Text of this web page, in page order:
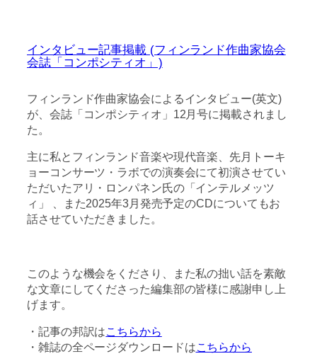
インタビュー記事掲載 (フィンランド作曲家協会
会誌「コンポシティオ」)
フィンランド作曲家協会によるインタビュー(英文)
が、会誌「コンポシティオ」12月号に掲載されまし
た。
主に私とフィンランド音楽や現代音楽、先月トーキ
ョーコンサーツ・ラボでの演奏会にて初演させてい
ただいたアリ・ロンパネン氏の「インテルメッツ
ィ」 、また2025年3月発売予定のCDについてもお
話させていただきました。
このような機会をくださり、また私の拙い話を素敵
な文章にしてくださった編集部の皆様に感謝申し上
げます。
・記事の邦訳はこちらから
・雑誌の全ページダウンロードはこちらから